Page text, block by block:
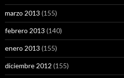
marzo 2013 (155)
febrero 2013 (140)
enero 2013 (155)
diciembre 2012 (155)